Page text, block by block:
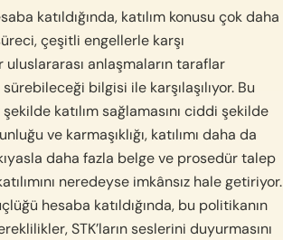
katıldığında, katılım konusu çok daha
çeşitli engellerle karşı
uluslararası anlaşmaların taraflar
bilgisi ile karşılaşılıyor. Bu
katılım sağlamasını ciddi şekilde
ve karmaşıklığı, katılımı daha da
daha fazla belge ve prosedür talep
neredeyse imkânsız hale getiriyor.
hesaba katıldığında, bu politikanın
STK’ların seslerini duyurmasını